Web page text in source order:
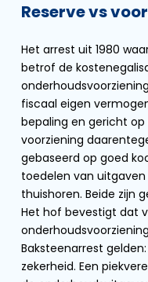
Reserve vs
Het arrest uit 1980
betrof de
fiscaal eigen
bepaling en gericht op
voorziening
gebaseerd op goed
toedelen van uitgaven
thuishoren. Beide zijn
Het hof bevestigt dat
Baksteenarrest
zekerheid. Een